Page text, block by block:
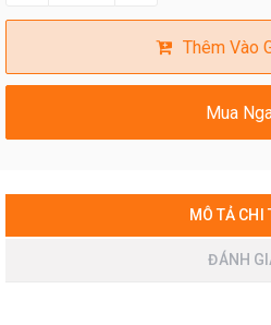
Thêm Vào
Mua
MÔ TẢ CHI
ĐÁNH